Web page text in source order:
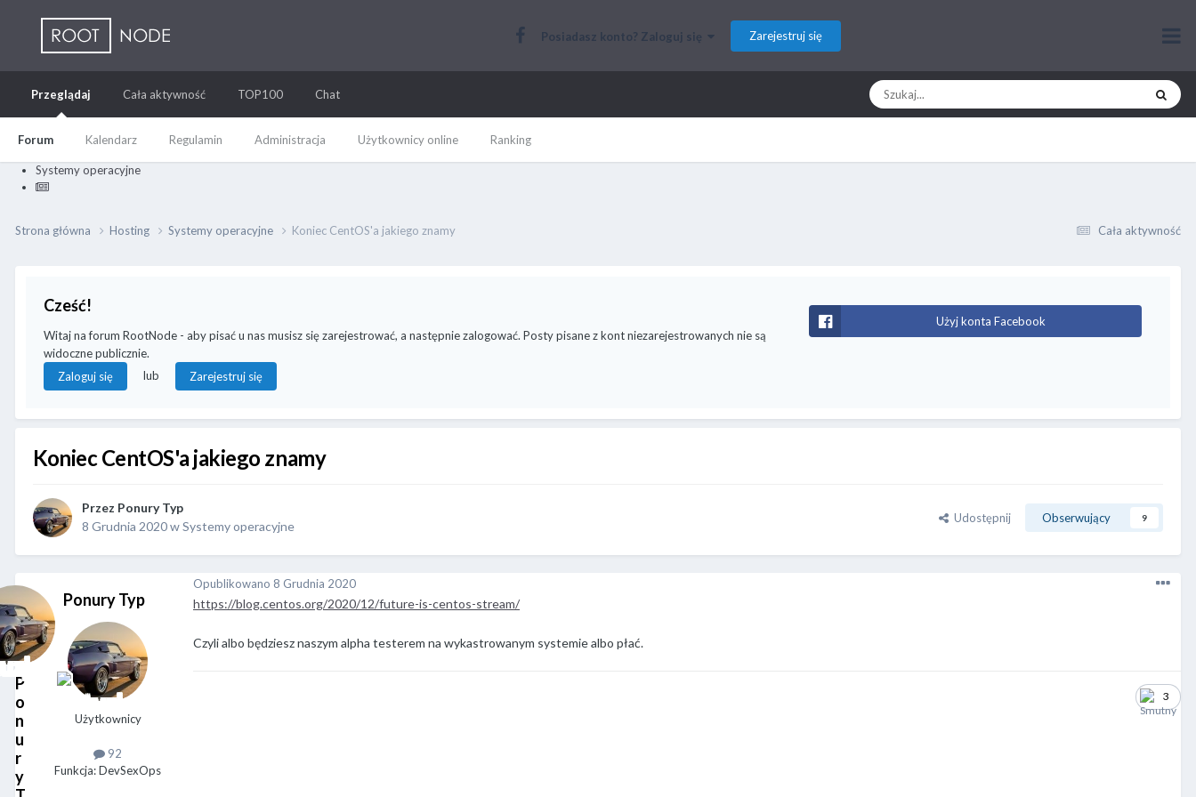
Posiadasz konto? Zaloguj się Zarejestruj się
Przeglądaj
Forum Kalendarz Regulamin Administracja Użytkownicy online Ranking
Cała aktywność TOP100 Chat
Systemy operacyjne
Cała aktywność
Strona główna Hosting Systemy operacyjne Koniec CentOS'a jakiego znamy
Cześć!
Witaj na forum RootNode - aby pisać u nas musisz się zarejestrować, a następnie zalogować. Posty pisane z kont niezarejestrowanych nie są
widoczne publicznie.
Zaloguj się
lub Zarejestruj się
Użyj konta Facebook
Koniec CentOS'a jakiego znamy
Przez Ponury Typ
8 Grudnia 2020wSystemy operacyjne
Udostępnij Obserwujący 9
P
o
n
u
r
y
Ponury Typ
Użytkownicy
92
Funkcja: DevSexOps
Opublikowano 8 Grudnia 2020
https://blog.centos.org/2020/12/future-is-centos-stream/
Czyli albo będziesz naszym alpha testerem na wykastrowanym systemie albo płać.
3